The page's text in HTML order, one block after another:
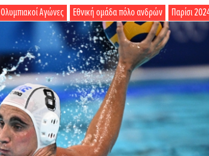
Παρίσι
Εθνική ομάδα πόλο ανδρών
Ολυμπιακοί Αγώνες